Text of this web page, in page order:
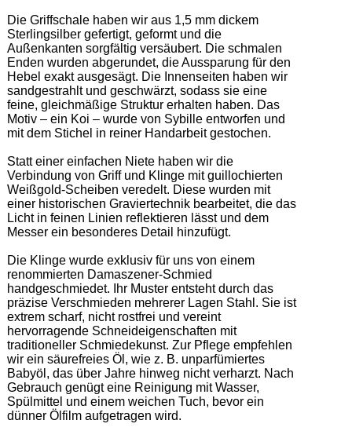
Die Griffschale haben wir aus 1,5 mm dickem
Sterlingsilber gefertigt, geformt und die
Außenkanten sorgfältig versäubert. Die schmalen
Enden wurden abgerundet, die Aussparung für den
Hebel exakt ausgesägt. Die Innenseiten haben wir
sandgestrahlt und geschwärzt, sodass sie eine
feine, gleichmäßige Struktur erhalten haben. Das
Motiv – ein Koi – wurde von Sybille entworfen und
mit dem Stichel in reiner Handarbeit gestochen.
Statt einer einfachen Niete haben wir die
Verbindung von Griff und Klinge mit guillochierten
Weißgold-Scheiben veredelt. Diese wurden mit
einer historischen Graviertechnik bearbeitet, die das
Licht in feinen Linien reflektieren lässt und dem
Messer ein besonderes Detail hinzufügt.
Die Klinge wurde exklusiv für uns von einem
renommierten Damaszener-Schmied
handgeschmiedet. Ihr Muster entsteht durch das
präzise Verschmieden mehrerer Lagen Stahl. Sie ist
extrem scharf, nicht rostfrei und vereint
hervorragende Schneideigenschaften mit
traditioneller Schmiedekunst. Zur Pflege empfehlen
wir ein säurefreies Öl, wie z. B. unparfümiertes
Babyöl, das über Jahre hinweg nicht verharzt. Nach
Gebrauch genügt eine Reinigung mit Wasser,
Spülmittel und einem weichen Tuch, bevor ein
dünner Ölfilm aufgetragen wird.